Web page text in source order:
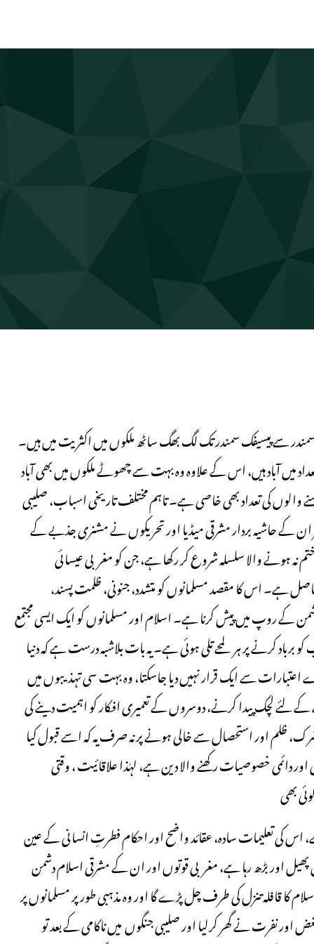
سمندر سے پیسیفک سمندر تک لگ بھگ ساٹھ ملکوں میں اکثریت میں ہیں۔
میں آباد ہیں، اس کے علاوہ وہ بہت سے چھوٹے ملکوں میں بھی آباد
والوں کی تعداد بھی خاصی ہے۔ تاہم مختلف تاریخی اسباب، صلیبی
ان کے حاشیہ بردار مشرقی میڈیا اور تحریکوں نے مشنری جذبے کے
ہونے والا سلسلہ شروع کر رکھا ہے، جن کو مغربی عیسائی
ہے۔ اس کا مقصد مسلمانوں کو متشدد، جنونی، ظلمت پسند،
کے روپ میں پیش کرنا ہے۔ اسلام اور مسلمانوں کو ایک ایسی مجتمع
کرنے پر ہر لمحے تلی ہوئی ہے۔ یہ بات بلاشبہ درست ہے کہ دنیا
اعتبارات سے ایک قرار نہیں دیا جاسکتا، وہ بہت سی تہذیبوں میں
لئے لچک پیدا کرنے، دوسروں کے تعمیری افکار کو اہمیت دینے کی
ظلم اور استحصال سے خالی ہونے پر نہ صرف یہ کہ اسے قبول کیا
اور دائمی خصوصیات رکھنے والا دین ہے، لہٰذا علاقائیت ، وقتی
بھی
اس کی تعلیمات سادہ، عقائد واضح اور احکام فطرتِ انسانی کے عین
پھیل اور بڑھ رہا ہے، مغربی قوتوں اور ان کے مشرقی اسلام دشمن
کا قافلہ تنزل کی طرف چل پڑے گا اور وہ مذہبی طور پر مسلمانوں پر
اور نفرت نے گھر کرلیا اور صلیبی جنگوں میں ناکامی کے بعد تو